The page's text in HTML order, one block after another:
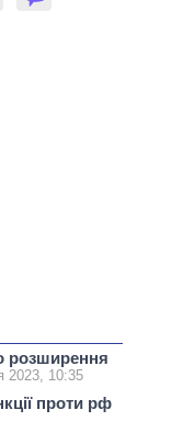
розширення
2023, 10:35
проти рф